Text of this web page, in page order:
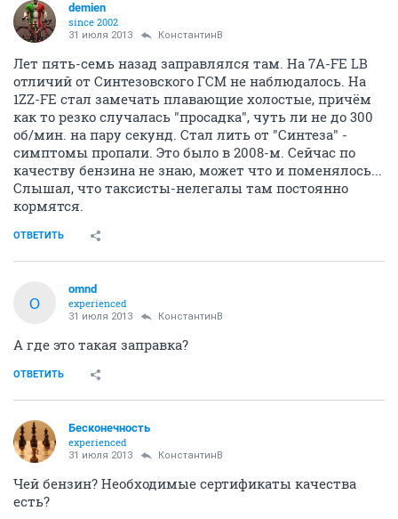
demien
since 2002
31 июля 2013 КонстантинВ
Лет пять-семь назад заправлялся там. На 7A-FE LB
отличий от Синтезовского ГСМ не наблюдалось. На
1ZZ-FE стал замечать плавающие холостые, причём
как то резко случалась "просадка", чуть ли не до 300
об/мин. на пару секунд. Стал лить от "Синтеза" -
симптомы пропали. Это было в 2008-м. Сейчас по
качеству бензина не знаю, может что и поменялось...
Слышал, что таксисты-нелегалы там постоянно
кормятся.
ОТВЕТИТЬ
O
omnd
experienced
31 июля 2013 КонстантинВ
А где это такая заправка?
ОТВЕТИТЬ
Бесконечность
experienced
31 июля 2013 КонстантинВ
Чей бензин? Необходимые сертификаты качества
есть?